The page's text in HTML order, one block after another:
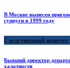
В Москве вынесен
супруги в 1999 году
Следственный
Бывший директор
халатности